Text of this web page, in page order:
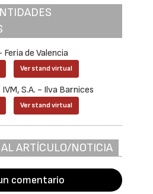
de Valencia
Ver stand virtual
S.A. - Ilva Barnices
Ver stand virtual
ARTÍCULO/NOTICIA
comentario